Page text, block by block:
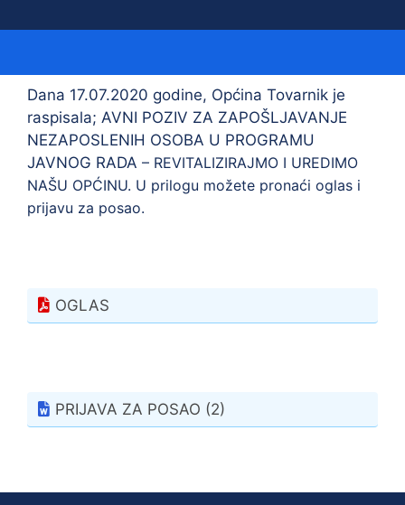
Dana 17.07.2020 godine, Općina Tovarnik je
raspisala; AVNI POZIV ZA ZAPOŠLJAVANJE
NEZAPOSLENIH OSOBA U PROGRAMU
JAVNOG RADA – REVITALIZIRAJMO I UREDIMO
NAŠU OPĆINU. U prilogu možete pronaći oglas i
prijavu za posao.
OGLAS
PRIJAVA ZA POSAO (2)